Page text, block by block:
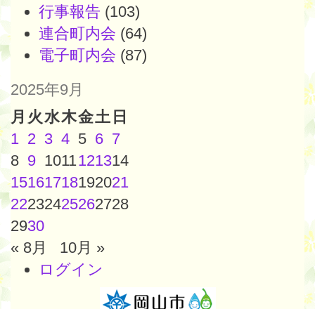
行事報告 (103)
連合町内会 (64)
電子町内会 (87)
2025年9月
月 火水木金土 日
1 2 3 4 5 6 7
8 9 1011121314
15161718192021
22232425262728
2930
« 8月
10月 »
ログイン